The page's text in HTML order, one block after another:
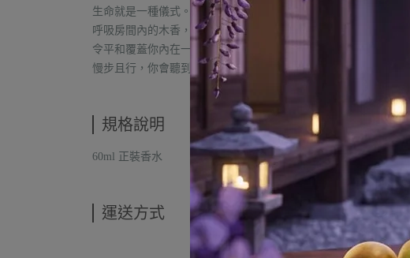
生命就是一種儀式。
呼吸房間內的木香，
令平和覆蓋你內在一切的波伏。
慢步且行，你會聽到遠聲的鐘聲。
規格說明
60ml 正裝香水
運送方式